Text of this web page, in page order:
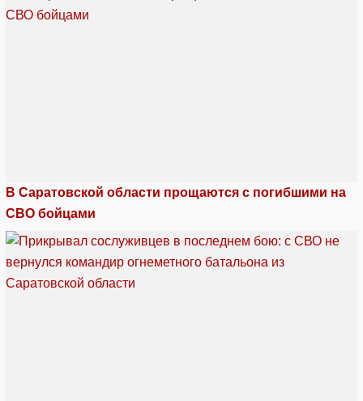
В Саратовской области прощаются с погибшими на
СВО бойцами